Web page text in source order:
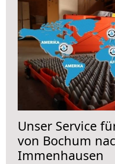
Unser Service
von Bochum
Immenhausen